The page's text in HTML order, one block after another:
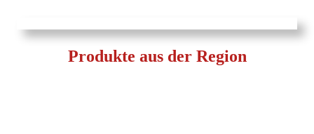
Produkte aus der Region